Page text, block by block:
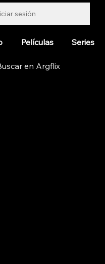
sesión
Películas Series